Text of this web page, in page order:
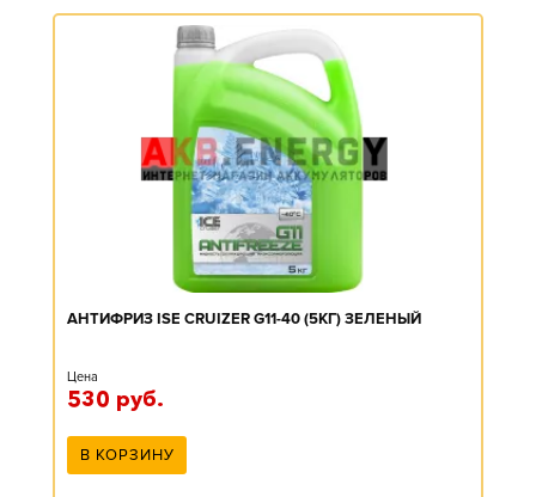
АНТИФРИЗ ISE CRUIZER G11-40 (5КГ) ЗЕЛЕНЫЙ
Цена
530 руб.
В КОРЗИНУ